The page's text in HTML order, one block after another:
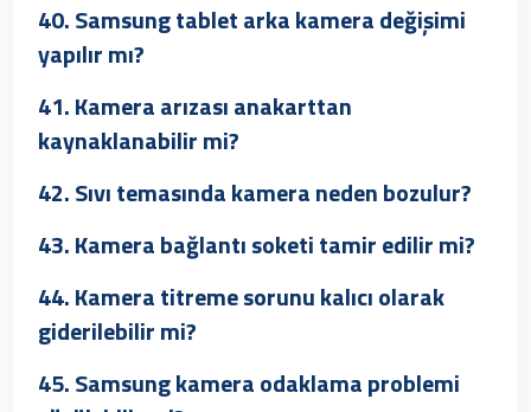
40. Samsung tablet arka kamera değişimi
yapılır mı?
41. Kamera arızası anakarttan
kaynaklanabilir mi?
42. Sıvı temasında kamera neden bozulur?
43. Kamera bağlantı soketi tamir edilir mi?
44. Kamera titreme sorunu kalıcı olarak
giderilebilir mi?
45. Samsung kamera odaklama problemi